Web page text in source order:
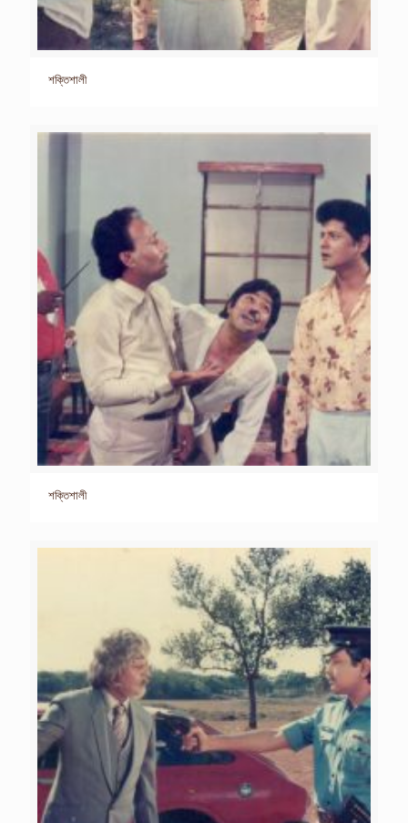
শক্তিশালী
শক্তিশালী